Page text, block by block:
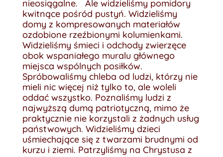
nieosiągalne. Ale widzieliśmy pomidory
kwitnące pośród pustyń. Widzieliśmy
domy z kompresowanych materiałów
ozdobione rzeźbionymi kolumienkami.
Widzieliśmy śmieci i odchody zwierzęce
obok wspaniałego muralu głównego
miejsca wspólnych posiłków.
Spróbowaliśmy chleba od ludzi, którzy nie
mieli nic więcej niż tylko to, ale woleli
oddać wszystko. Poznaliśmy ludzi z
najwyższą dumą patriotyczną, mimo że
praktycznie nie korzystali z żadnych usług
państwowych. Widzieliśmy dzieci
uśmiechające się z twarzami brudnymi od
kurzu i ziemi. Patrzyliśmy na Chrystusa z